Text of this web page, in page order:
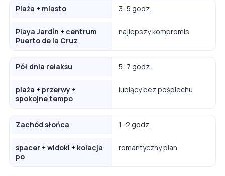
Plaża + miasto 3–5 godz.
Playa Jardín + centrum
Puerto de la Cruz
najlepszy kompromis
Pół dnia relaksu 5–7 godz.
plaża + przerwy +
spokojne tempo
lubiący bez pośpiechu
Zachód słońca 1–2 godz.
spacer + widoki + kolacja
po
romantyczny plan